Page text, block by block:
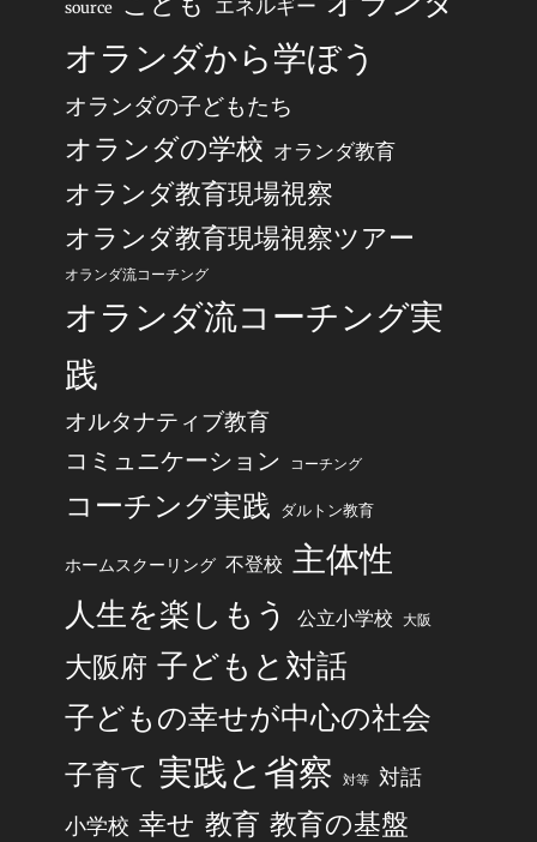
source エネルギー
オランダから学ぼう
オランダの子どもたち
オランダの学校 オランダ教育
オランダ教育現場視察
オランダ教育現場視察ツアー
オランダ流コーチング
オランダ流コーチング実
践
オルタナティブ教育
コミュニケーション コーチング
コーチング実践 ダルトン教育
ホームスクーリング 不登校 主体性
人生を楽しもう 公立小学校 大阪
大阪府 子どもと対話
子どもの幸せが中心の社会
子育て 実践と省察 対等
対話
小学校 幸せ 教育 教育の基盤